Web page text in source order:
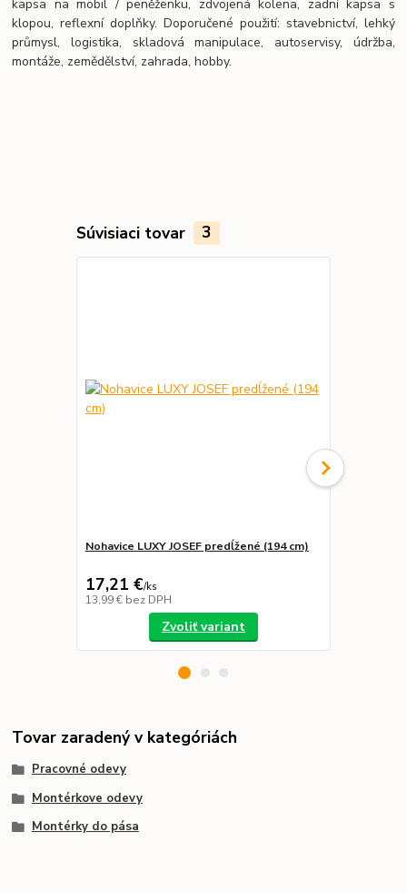
kapsa na mobil / peněženku, zdvojená kolena, zadní kapsa s
klopou, reflexní doplňky. Doporučené použití: stavebnictví, lehký
průmysl, logistika, skladová manipulace, autoservisy, údržba,
montáže, zemědělství, zahrada, hobby.
Súvisiaci tovar 3
Nohavice LUXY JOSEF predĺžené (194 cm)
17,21 €/ks
13,99 € bez DPH
Zvoliť variant
Tovar zaradený v kategóriách
Pracovné odevy
Montérkove odevy
Montérky do pása